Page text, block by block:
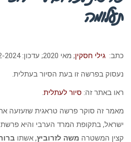
תעלומה
כתב: גילי חסקין; מאי 2020; עדכון: 07-02-2024
נעסוק בפרשה זו בעת הסיור בעתלית.
ראו באתר זה: סיור לעתלית.
מאמר זה סוקר פרשה טראגית שזעזעה
ישראל, בתקופת המרד הערבי והיא
קצין המשטרה משה לזרוביץ, אשתו